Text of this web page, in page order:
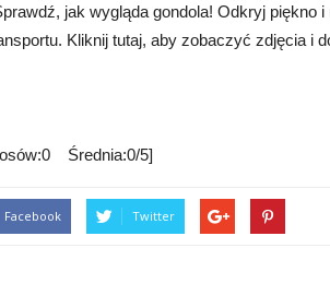
jak wygląda gondola! Odkryj piękno
Kliknij tutaj, aby zobaczyć zdjęcia i
Średnia:0/5]
Facebook Twitter